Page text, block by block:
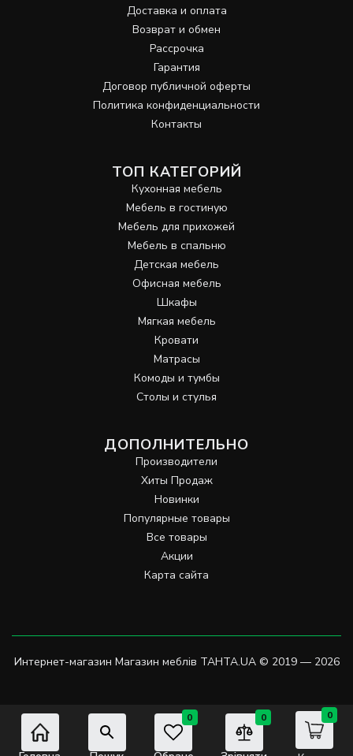
0 0 0
Доставка и оплата
Возврат и обмен
Рассрочка
Гарантия
Договор публичной оферты
Политика конфиденциальности
Контакты
ТОП КАТЕГОРИЙ
Кухонная мебель
Мебель в гостиную
Мебель для прихожей
Мебель в спальню
Детская мебель
Офисная мебель
Шкафы
Мягкая мебель
Кровати
Матрасы
Комоды и тумбы
Столы и стулья
ДОПОЛНИТЕЛЬНО
Производители
Хиты Продаж
Новинки
Популярные товары
Все товары
Акции
Карта сайта
Интернет-магазин Магазин меблів TAHTA.UA © 2019 — 2026